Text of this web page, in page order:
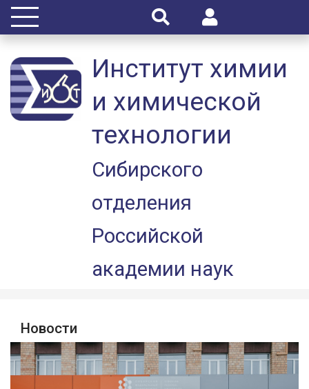
Институт химии
и химической
технологии
Сибирского
отделения
Российской
академии наук
Новости